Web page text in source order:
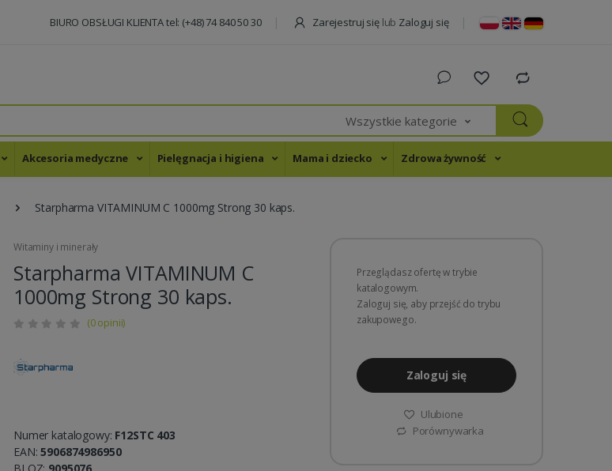
BIURO OBSŁUGI KLIENTA tel: (+48) 74 840 50 30 Zarejestruj się lub Zaloguj się
Wszystkie kategorie
Akcesoria medyczne Pielęgnacja i higiena Mama i dziecko Zdrowa żywność
Starpharma VITAMINUM C 1000mg Strong 30 kaps.
Witaminy i minerały
Starpharma VITAMINUM C
1000mg Strong 30 kaps.
(0 opinii)
Numer katalogowy: F12STC 403
EAN:5906874986950
Przeglądasz ofertę w trybie
katalogowym.
Zaloguj się, aby przejść do trybu
zakupowego.
Zaloguj się
Ulubione
Porównywarka